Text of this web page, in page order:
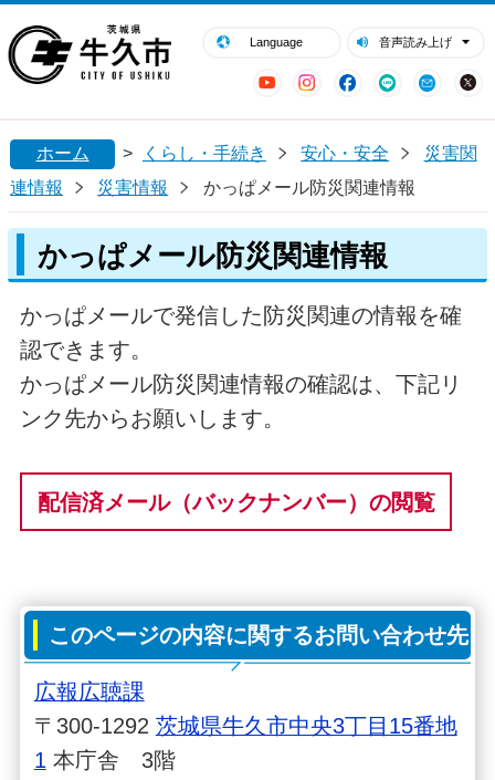
Language 音声読み上げ
YouTubeInstagram
Facebook
LINE Mail
閉じる
ホーム > くらし・手続き 安心・安全
災害関
連情報
災害情報 かっぱメール防災関連情報
かっぱメール防災関連情報
かっぱメールで発信した防災関連の情報を確
認できます。
かっぱメール防災関連情報の確認は、下記リ
ンク先からお願いします。
配信済メール（バックナンバー）の閲覧
このページの内容に関するお問い合わせ先
広報広聴課
〒300-1292 茨城県牛久市中央3丁目15番地
1 本庁舎 3階